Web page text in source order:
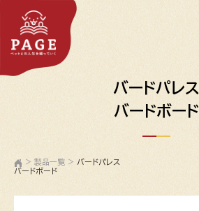
バードパレス
バードボード
> 製品一覧 > バードパレス
バードボード